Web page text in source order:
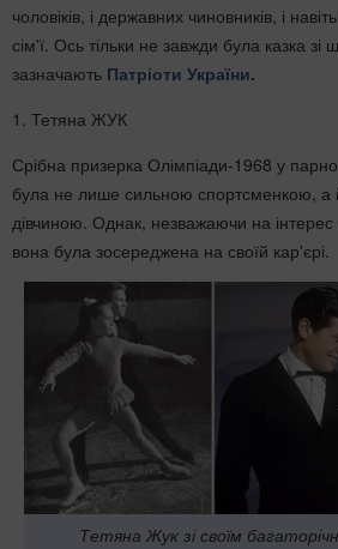
чоловіків, і державних чиновників, і
сім'ї. Ось тільки не завжди була казка зі
зазначають Патріоти України.
1. Тетяна ЖУК
Срібна призерка Олімпіади-1968 у
була не лише сильною спортсменкою,
дівчиною. Однак, незважаючи на інтерес
вона була зосереджена на своїй кар'єрі.
Тетяна Жук зі своїм